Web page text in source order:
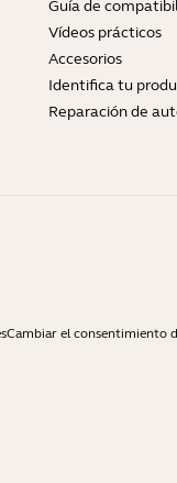
Guía de
Vídeos prácticos
Accesorios
Identifica tu
Reparación de
Cambiar el consentimiento